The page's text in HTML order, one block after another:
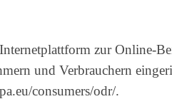
zur Online-
und Verbrauchern
consumers/odr/.